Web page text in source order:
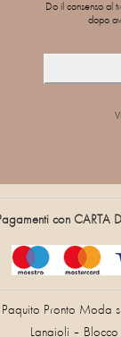
Do il consenso al
dopo
con CARTA
Paquito Pronto Moda
Lanaioli –